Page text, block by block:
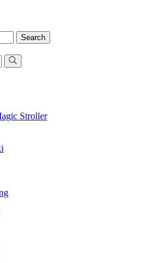
Search
Stroller